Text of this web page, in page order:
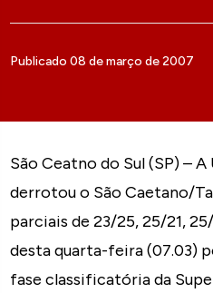
Publicado 08 de março de 2007
São Ceatno do Sul (SP) –
derrotou o São Caetano/
parciais de 23/25, 25/21,
desta quarta-feira (07.03)
fase classificatória da